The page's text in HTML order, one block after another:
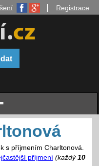
Registrace
s příjmením Charltonová.
příjmení (každý 10